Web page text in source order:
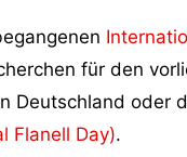
für den
Deutschland oder
Flanell Day).